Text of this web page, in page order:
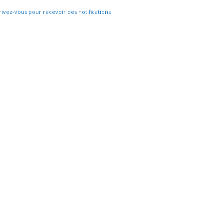
vous pour recevoir des notifications